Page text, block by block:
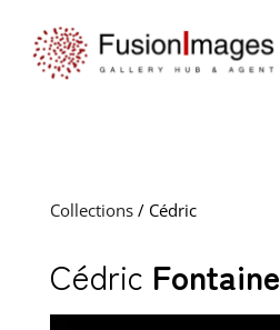
Collections/ Cédric
Cédric Fontaine